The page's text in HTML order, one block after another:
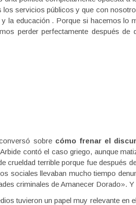
servicios públicos y que con
la educación . Porque si hacemos lo
perder perfectamente después
sobre cómo frenar el
contó el caso griego, aunque
crueldad terrible porque fue después
sociales llevaban mucho tiempo
criminales de Amanecer Dorado».
tuvieron un papel muy relevante en